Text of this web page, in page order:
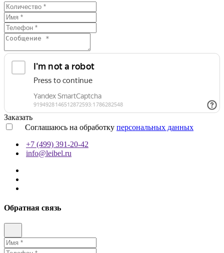
Заказать
Соглашаюсь на обработку персональных данных
+7 (499) 391-20-42
info@leibel.ru
Обратная связь